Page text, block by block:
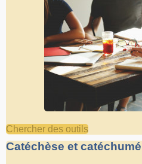
Chercher des outils
Catéchèse et